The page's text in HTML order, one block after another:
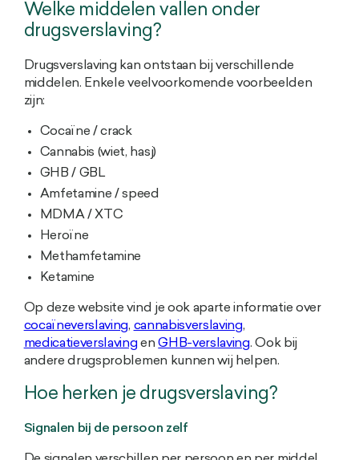
Welke middelen vallen onder
drugsverslaving?
Drugsverslaving kan ontstaan bij verschillende
middelen. Enkele veelvoorkomende voorbeelden
zijn:
Cocaïne / crack
Cannabis (wiet, hasj)
GHB / GBL
Amfetamine / speed
MDMA / XTC
Heroïne
Methamfetamine
Ketamine
Op deze website vind je ook aparte informatie over
cocaïneverslaving, cannabisverslaving,
medicatieverslavingenGHB-verslaving. Ook bij
andere drugsproblemen kunnen wij helpen.
Hoe herken je drugsverslaving?
Signalen bij de persoon zelf